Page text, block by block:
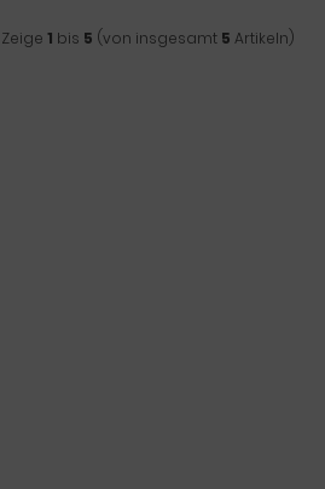
Zeige 1 bis 5 (von insgesamt 5 Artikeln)